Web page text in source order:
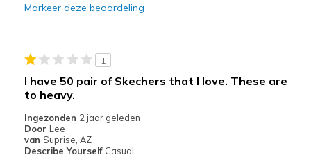
Casual Wear
Going Out
Travel
Markeer deze beoordeling
1
I have 50 pair of Skechers that I love. These are
to heavy.
Ingezonden 2 jaar geleden
Door Lee
van Suprise, AZ
Describe Yourself Casual